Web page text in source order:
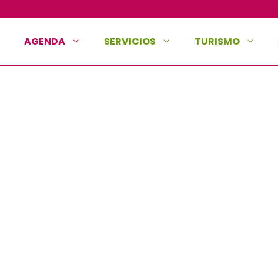
AGENDA SERVICIOS TURISMO